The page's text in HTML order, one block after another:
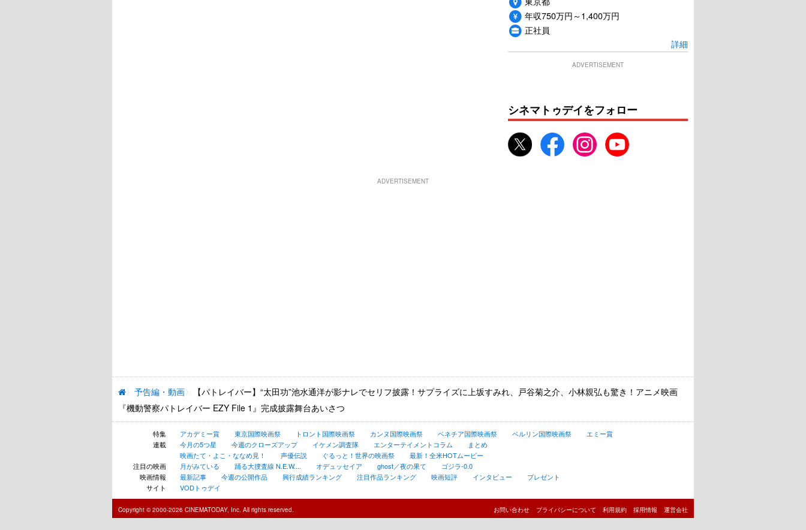
年収750万円～1,400万円
正社員
詳細
ADVERTISEMENT
シネマトゥデイをフォロー
ADVERTISEMENT
予告編・動画
【パトレイバー】“太田功”池水通洋が影ナレでセリフ披露！サプライズに上坂すみれ、戸谷菊之介、小林親弘も驚き！アニメ映画
『機動警察パトレイバー EZY File 1』完成披露舞台あいさつ
特集 アカデミー賞 東京国際映画祭 トロント国際映画祭 カンヌ国際映画祭 ベネチア国際映画祭 ベルリン国際映画祭
エミー賞
連載
今月の5つ星 今週のクローズアップ イケメン調査隊 エンターテイメントコラム
まとめ
映画たて・よこ・ななめ見！
声優伝説 ぐるっと！世界の映画祭
最新！全米HOTムービー
注目の映画
月がみている 踊る大捜査線 N.E.W.... オデュッセイア ghost／夜の果て
ゴジラ-0.0
映画情報
最新記事 今週の公開作品 興行成績ランキング 注目作品ランキング 映画短評 インタビュー
プレゼント
サイト
VODトゥデイ
Copyright © 2000-2026 CINEMATODAY, Inc. All rights reserved. お問い合わせ プライバシーについて 利用規約 採用情報 運営会社